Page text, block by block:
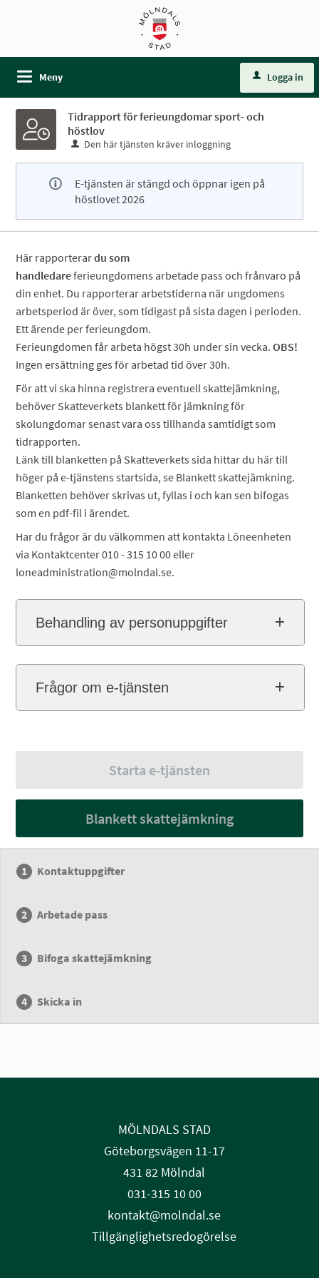
Meny Logga in
Tidrapport för ferieungdomar sport- och
höstlov
Den här tjänsten kräver inloggning
E-tjänsten är stängd och öppnar igen på
höstlovet 2026
Här rapporterardu som
handledareferieungdomens arbetade pass och frånvaro på
din enhet. Du rapporterar arbetstiderna när ungdomens
arbetsperiod är över, som tidigast på sista dagen i perioden.
Ett ärende per ferieungdom.
Ferieungdomen får arbeta högst 30h under sin vecka.OBS!
Ingen ersättning ges för arbetad tid över 30h.
För att vi ska hinna registrera eventuell skattejämkning,
behöver Skatteverkets blankett för jämkning för
skolungdomar senast vara oss tillhanda samtidigt som
tidrapporten.
Länk till blanketten på Skatteverkets sida hittar du här till
höger på e-tjänstens startsida, se Blankett skattejämkning.
Blanketten behöver skrivas ut, fyllas i och kan sen bifogas
som en pdf-fil i ärendet.
Har du frågor är du välkommen att kontakta Löneenheten
via Kontaktcenter 010 - 315 10 00 eller
loneadministration@molndal.se.
Behandling av personuppgifter
Frågor om e-tjänsten
Starta e-tjänsten
Blankett skattejämkning
Kontaktuppgifter
Arbetade pass
Bifoga skattejämkning
Skicka in
MÖLNDALS STAD
Göteborgsvägen 11-17
431 82 Mölndal
031-315 10 00
kontakt@molndal.se
Tillgänglighetsredogörelse